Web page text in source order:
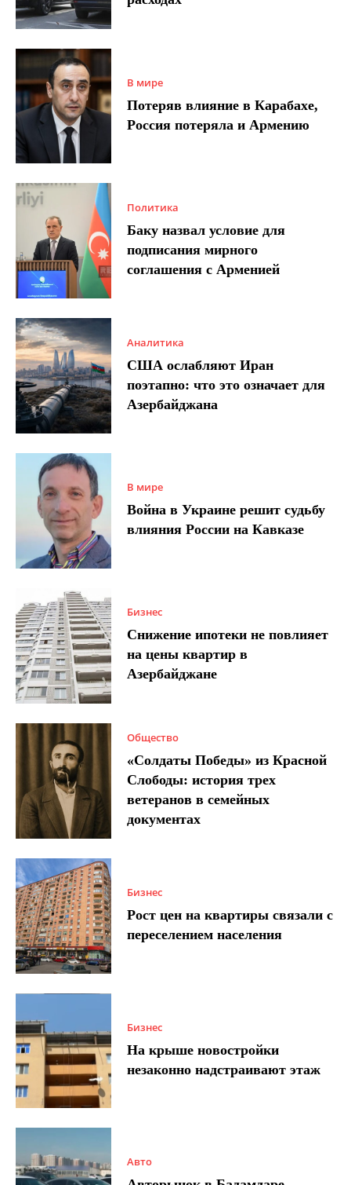
В мире
Потеряв влияние в Карабахе,
Россия потеряла и Армению
Политика
Баку назвал условие для
подписания мирного
соглашения с Арменией
Аналитика
США ослабляют Иран
поэтапно: что это означает для
Азербайджана
В мире
Война в Украине решит судьбу
влияния России на Кавказе
Бизнес
Снижение ипотеки не повлияет
на цены квартир в
Азербайджане
Общество
«Солдаты Победы» из Красной
Слободы: история трех
ветеранов в семейных
документах
Бизнес
Рост цен на квартиры связали с
переселением населения
Бизнес
На крыше новостройки
незаконно надстраивают этаж
Авто